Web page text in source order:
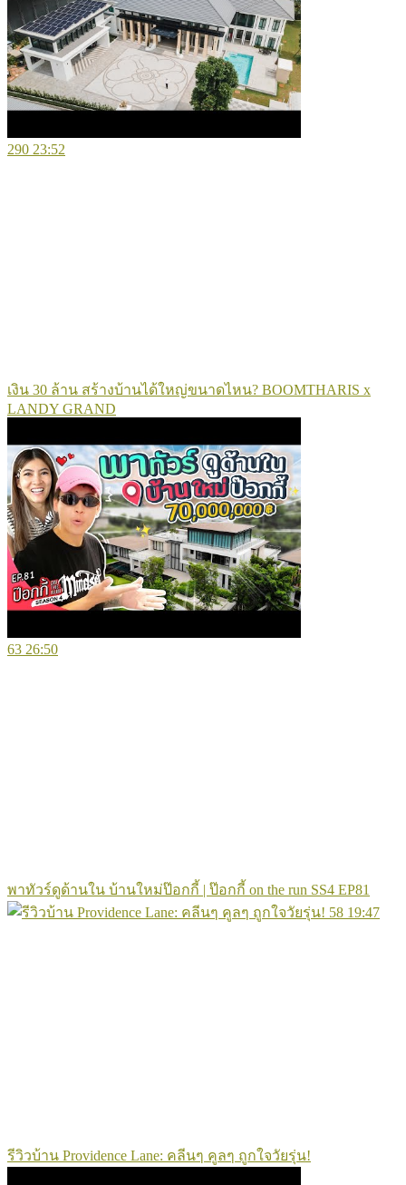
290 23:52
เงิน 30 ล้าน สร้างบ้านได้ใหญ่ขนาดไหน? BOOMTHARIS x
LANDY GRAND
63 26:50
พาทัวร์ดูด้านใน บ้านใหม่ป๊อกกี้ | ป๊อกกี้ on the run SS4 EP81
58 19:47
รีวิวบ้าน Providence Lane: คลีนๆ คูลๆ ถูกใจวัยรุ่น!